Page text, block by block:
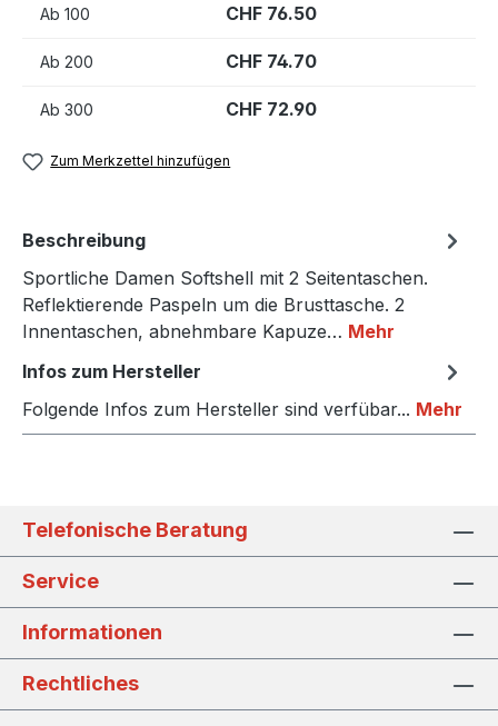
Ab 100 CHF 76.50
Ab 200 CHF 74.70
Ab 300 CHF 72.90
Zum Merkzettel hinzufügen
Beschreibung
Sportliche Damen Softshell mit 2 Seitentaschen.
Reflektierende Paspeln um die Brusttasche. 2
Innentaschen, abnehmbare Kapuze… Mehr
Infos zum Hersteller
Folgende Infos zum Hersteller sind verfübar... Mehr
Telefonische Beratung
Service
Informationen
Rechtliches